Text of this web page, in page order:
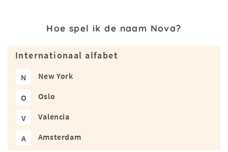
Hoe spel ik de naam Nova?
Internationaal alfabet
N New York
O Oslo
V Valencia
A Amsterdam